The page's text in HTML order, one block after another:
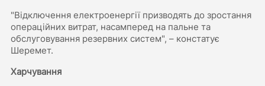
"Відключення електроенергії призводять до зростання
операційних витрат, насамперед на пальне та
обслуговування резервних систем", – констатує
Шеремет.
Харчування